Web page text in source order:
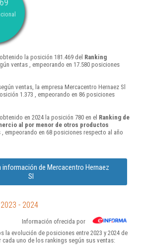
la posición 181.469 del Ranking
ventas , empeorando en 17.580 posiciones
ventas, la empresa Mercacentro Hernaez Sl
1.373 , empeorando en 86 posiciones
en 2024 la posición 780 en el Ranking de
al por menor de otros productos
, empeorando en 68 posiciones respecto al año
información de Mercacentro Hernaez
Sl
- 2024
Información ofrecida por
la evolución de posiciones entre 2023 y 2024 de
cada uno de los rankings según sus ventas: